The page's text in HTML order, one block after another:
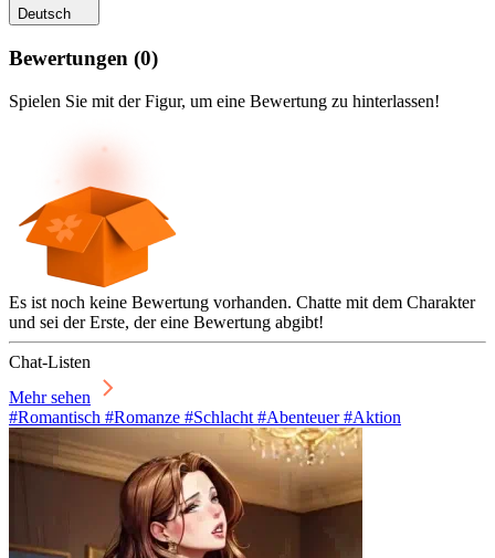
Deutsch
Bewertungen (0)
Spielen Sie mit der Figur, um eine Bewertung zu hinterlassen!
Es ist noch keine Bewertung vorhanden. Chatte mit dem Charakter
und sei der Erste, der eine Bewertung abgibt!
Chat-Listen
Mehr sehen
#Romantisch #Romanze #Schlacht #Abenteuer #Aktion